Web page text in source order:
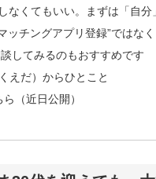
なくてもいい。まずは「自
ッチングアプリ登録”ではな
してみるのもおすすめです
えだ）からひとこと
（近日公開）